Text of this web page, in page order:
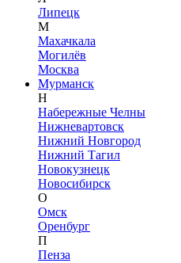
Липецк
М
Махачкала
Могилёв
Москва
Мурманск
Н
Набережные Челны
Нижневартовск
Нижний Новгород
Нижний Тагил
Новокузнецк
Новосибирск
О
Омск
Оренбург
П
Пенза